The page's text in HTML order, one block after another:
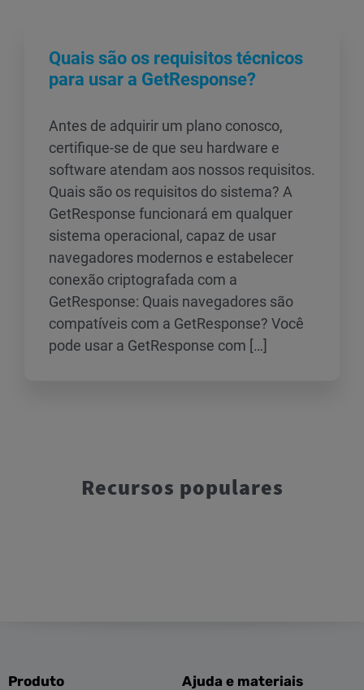
Quais são os requisitos técnicos
para usar a GetResponse?
Antes de adquirir um plano conosco,
certifique-se de que seu hardware e
software atendam aos nossos requisitos.
Quais são os requisitos do sistema? A
GetResponse funcionará em qualquer
sistema operacional, capaz de usar
navegadores modernos e estabelecer
conexão criptografada com a
GetResponse: Quais navegadores são
compatíveis com a GetResponse? Você
pode usar a GetResponse com […]
Recursos populares
Produto Ajuda e materiais